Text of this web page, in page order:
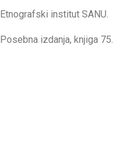
Etnografski institut SANU.
Posebna izdanja, knjiga 75.